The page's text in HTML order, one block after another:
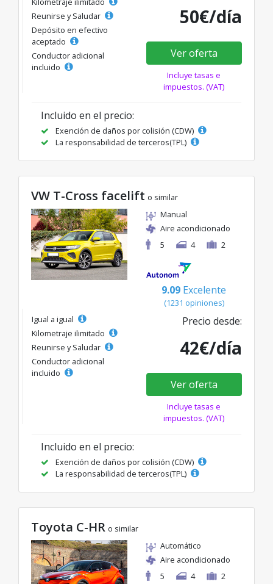
Reunirse y Saludar
Depósito en efectivo
aceptado
Conductor adicional
incluido
50€/día
Ver oferta
Incluye tasas e
impuestos. (VAT)
Incluido en el precio:
Exención de daños por colisión (CDW)
La responsabilidad de terceros(TPL)
VW T-Cross facelift o similar
Manual
Aire acondicionado
5
4 2
9.09 Excelente
(1231 opiniones)
Igual a igual
Kilometraje ilimitado
Reunirse y Saludar
Conductor adicional
incluido
Precio desde:
42€/día
Ver oferta
Incluye tasas e
impuestos. (VAT)
Incluido en el precio:
Exención de daños por colisión (CDW)
La responsabilidad de terceros(TPL)
Toyota C-HR o similar
Automático
Aire acondicionado
5
4 2